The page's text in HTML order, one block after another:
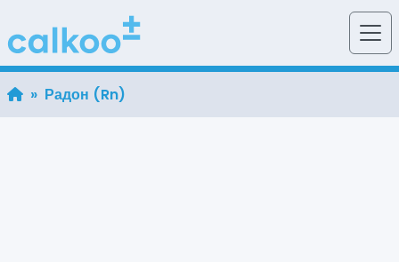
» Радон (Rn)